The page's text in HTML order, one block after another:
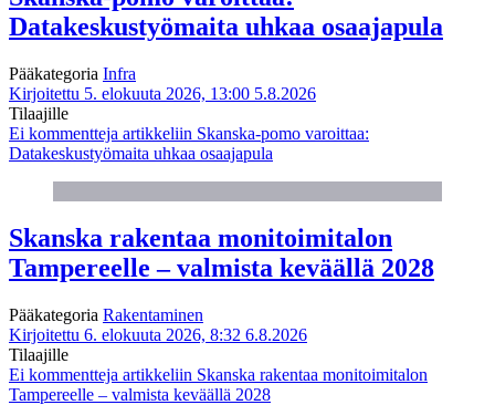
Datakeskustyömaita uhkaa osaajapula
Pääkategoria Infra
Kirjoitettu 5. elokuuta 2026, 13:00 5.8.2026
Tilaajille
Ei kommentteja artikkeliin Skanska-pomo varoittaa:
Datakeskustyömaita uhkaa osaajapula
Skanska rakentaa monitoimitalon
Tampereelle – valmista keväällä 2028
Pääkategoria Rakentaminen
Kirjoitettu 6. elokuuta 2026, 8:32 6.8.2026
Tilaajille
Ei kommentteja artikkeliin Skanska rakentaa monitoimitalon
Tampereelle – valmista keväällä 2028